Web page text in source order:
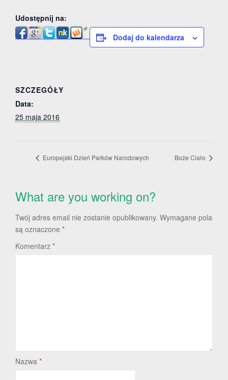
Udostępnij na:
Dodaj do kalendarza
SZCZEGÓŁY
Data:
25 maja 2016
Europejski Dzień Parków Narodowych Boże Ciało
What are you working on?
Twój adres email nie zostanie opublikowany. Wymagane pola
są oznaczone *
Komentarz *
Nazwa *